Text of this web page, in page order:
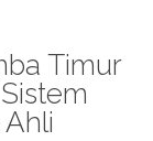
Timur